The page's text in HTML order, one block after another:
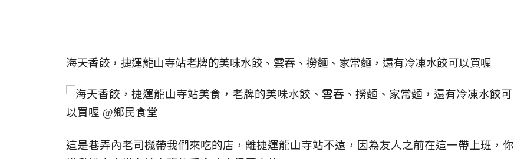
海天香餃，捷運龍山寺站老牌的美味水餃、雲吞、撈麵、家常麵，還有冷凍水餃可以買喔
這是巷弄內老司機帶我們來吃的店，離捷運龍山寺站不遠，因為友人之前在這一帶上班，你